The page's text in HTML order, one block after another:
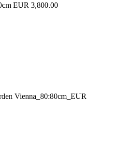
EUR 3,800.00
Vienna_80:80cm_EUR